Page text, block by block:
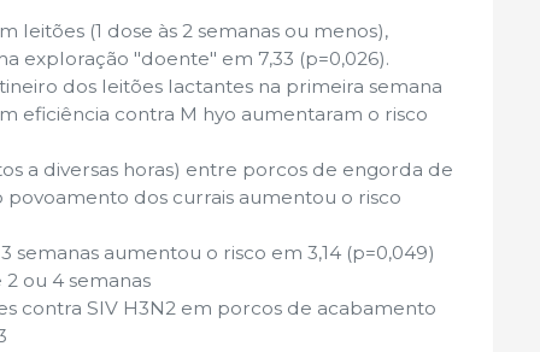
leitões (1 dose às 2 semanas ou menos),
exploração "doente" em 7,33 (p=0,026).
dos leitões lactantes na primeira semana
eficiência contra M hyo aumentaram o risco
a diversas horas) entre porcos de engorda de
dos currais aumentou o risco
semanas aumentou o risco em 3,14 (p=0,049)
ou 4 semanas
contra SIV H3N2 em porcos de acabamento